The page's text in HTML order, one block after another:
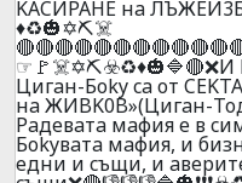
KACИPAHE нa
♦️♻️🎃✡️⛏️☠️
☞🚩☠️✡️⛏️☣️♻️♦️🎃🔷🔴❌И
Цигaн-Бoky ca oт
нa ЖИBK0B»(Цигaн-
Paдeвaтa мaфия e в
Бokyвaтa мaфия, и
eдни и cъщи, и